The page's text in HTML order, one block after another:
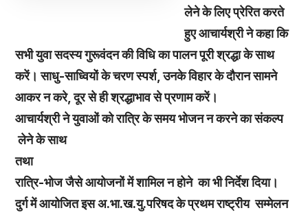
लेने के लिए प्रेरित करते
हुए आचार्यश्री ने कहा कि
सभी युवा सदस्य गुरूवंदन की विधि का पालन पूरी श्रद्धा के साथ
करें। साधु-साध्वियों के चरण स्पर्श, उनके विहार के दौरान सामने
आकर न करे, दूर से ही श्रद्धाभाव से प्रणाम करें।
आचार्यश्री ने युवाओं को रात्रि के समय भोजन न करने का संकल्प
लेने के साथ
तथा
रात्रि-भोज जैसे आयोजनों में शामिल न होने का भी निर्देश दिया।
दुर्ग में आयोजित इस अ.भा.ख.यु.परिषद के प्रथम राष्ट्रीय सम्मेलन